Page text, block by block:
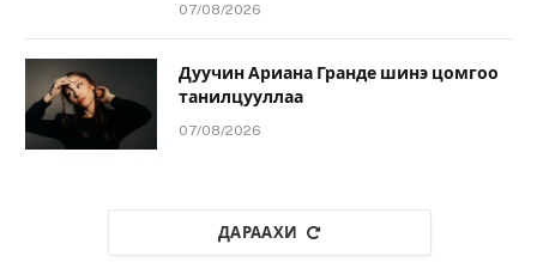
07/08/2026
Дуучин Ариана Гранде шинэ цомгоо
танилцууллаа
07/08/2026
ДАРААХИ